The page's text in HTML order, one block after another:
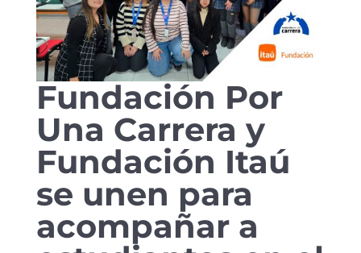
Fundación Por
Una Carrera y
Fundación Itaú
se unen para
acompañar a